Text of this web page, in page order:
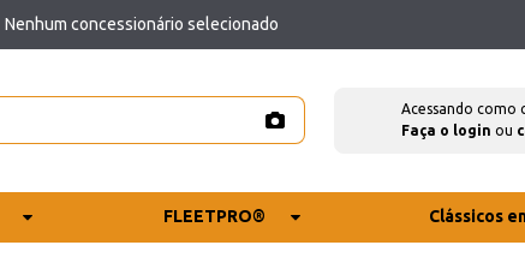
Nenhum concessionário selecionado
Acessando como
Faça o login ou
FLEETPRO® Clássicos